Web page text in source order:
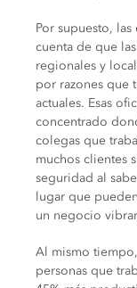
Por supuesto,
cuenta de que
regionales y
por razones que
actuales. Esas
concentrado
colegas que
muchos clientes
seguridad al
lugar que
un negocio
Al mismo
personas que